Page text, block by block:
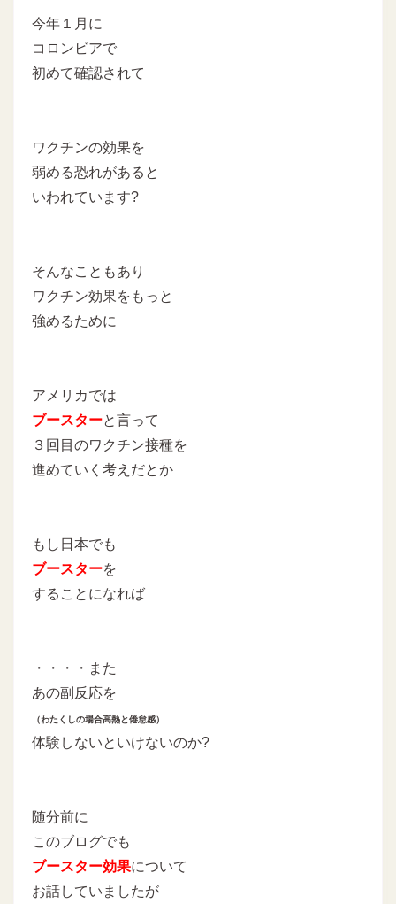
今年１月に
コロンビアで
初めて確認されて
ワクチンの効果を
弱める恐れがあると
いわれています?
そんなこともあり
ワクチン効果をもっと
強めるために
アメリカでは
ブースターと言って
３回目のワクチン接種を
進めていく考えだとか
もし日本でも
ブースターを
することになれば
・・・・また
あの副反応を
（わたくしの場合高熱と倦怠感）
体験しないといけないのか?
随分前に
このブログでも
ブースター効果について
お話していましたが